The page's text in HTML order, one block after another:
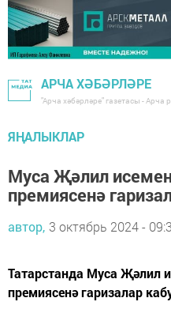
АРЧА ХӘБӘРЛӘРЕ
"Арча хәбәрләре" газетасы - Арча
ЯҢАЛЫКЛАР
Муса Җәлил
премиясенә
автор, 3 октябрь 2024 -
Татарстанда Муса Җәлил
премиясенә гаризалар